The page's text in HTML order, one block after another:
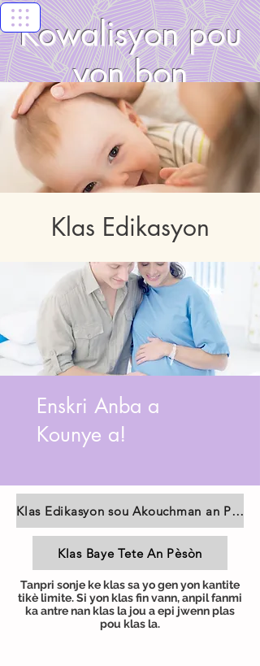
Kowalisyon pou
yon bon
kòmansman
nan Florida
Keys
Klas Edikasyon
Enskri Anba a
Kounye a!
Klas Edikasyon sou Akouchman an Pèsòn
Klas Baye Tete An Pèsòn
Tanpri sonje ke klas sa yo gen yon kantite
tikè limite. Si yon klas fin vann, anpil fanmi
ka antre nan klas la jou a epi jwenn plas
pou klas la.